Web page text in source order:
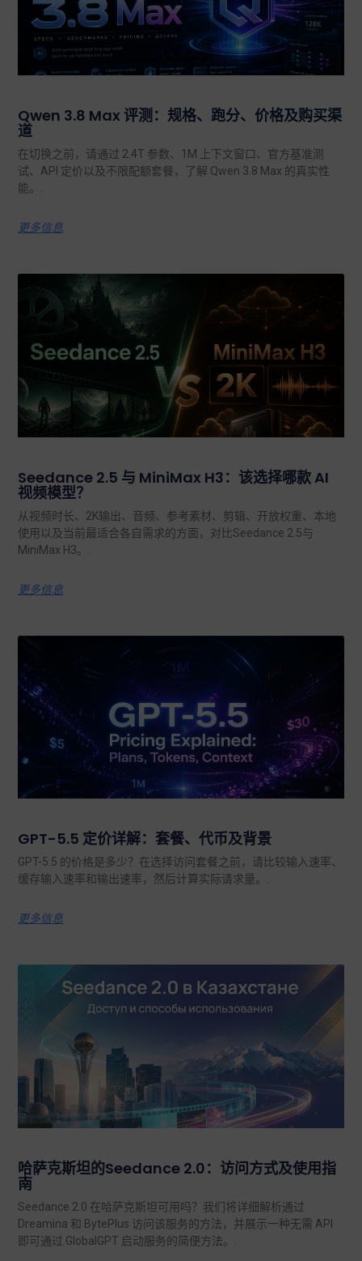
Qwen 3.8 Max 评测：规格、跑分、价格及购买渠
道
在切换之前，请通过 2.4T 参数、1M 上下文窗口、官方基准测
试、API 定价以及不限配额套餐，了解 Qwen 3.8 Max 的真实性
能。.
更多信息
Seedance 2.5 与 MiniMax H3：该选择哪款 AI
视频模型？
从视频时长、2K输出、音频、参考素材、剪辑、开放权重、本地
使用以及当前最适合各自需求的方面，对比Seedance 2.5与
MiniMax H3。.
更多信息
GPT-5.5 定价详解：套餐、代币及背景
GPT-5.5 的价格是多少？在选择访问套餐之前，请比较输入速率、
缓存输入速率和输出速率，然后计算实际请求量。.
更多信息
哈萨克斯坦的Seedance 2.0：访问方式及使用指
南
Seedance 2.0 在哈萨克斯坦可用吗？我们将详细解析通过
Dreamina 和 BytePlus 访问该服务的方法，并展示一种无需 API
即可通过 GlobalGPT 启动服务的简便方法。.